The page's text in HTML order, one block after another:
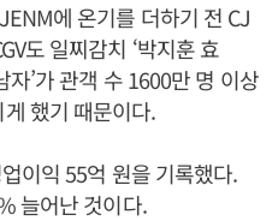
에 온기를 더하기 전 CJ
도 일찌감치 ‘박지훈 효
자’가 관객 수 1600만 명 이상
했기 때문이다.
이익 55억 원을 기록했다.
늘어난 것이다.